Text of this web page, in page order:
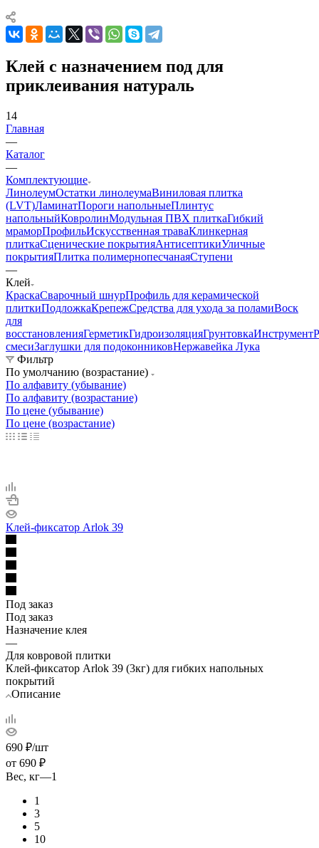
Клей с назначением под для
приклеивания натураль
14
Главная
—
Каталог
—
Комплектующие
ЛинолеумОстатки линолеумаВиниловая плитка
(LVT)ЛаминатПороги напольныеПлинтус
напольныйКовролинМодульная ПВХ плиткаГибкий
мраморПрофильИскусственная траваКлинкерная
плиткаСценические покрытияАнтисептикиУличные
покрытияПлитка полимернопесчанаяСтупени
—
Клей
КраскаСварочный шнурПрофиль для керамической
плиткиПодложкаКрепежСредства для ухода за поламиВоск
для
восстановленияГерметикГидроизоляцияГрунтовкаИнструмент
смесиЗаглушки для подоконниковНержавейка Лука
Фильтр
По умолчанию (возрастание)
По алфавиту (убывание)
По алфавиту (возрастание)
По цене (убывание)
По цене (возрастание)
Клей-фиксатор Arlok 39
Под заказ
Под заказ
Назначение клея
—
Для ковровой плитки
Клей-фиксатор Arlok 39 (3кг) для гибких напольных
покрытий
Описание
690 ₽/шт
от 690 ₽
Вес, кг—1
1
3
5
10